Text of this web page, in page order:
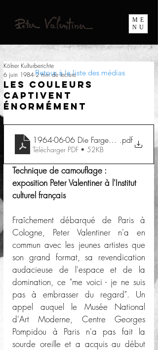
ME
NU
Les couleurs
captivent
énormément
Kölner Kulturberichte
6 juin 1984 2 min de lecture
1964-06-06 Die Fargebung fesselt
.pdf
Télécharger PDF • 52KB
Technique de camouflage :
exposition Peter Valentiner à l'Institut
culturel français
Fraîchement débarqué de Paris à
Cologne, Peter Valentiner n'a en
commun avec les jeunes artistes que
son grand format, sa revendication
audacieuse de l'espace et de la
domination, ce "me voici - je ne suis
pas à embrasser du regard". Un
appel auquel le Musée National
d'Art Moderne, Centre Georges
Pompidou à Paris n'a pas fait la
sourde oreille et a acquis au début
Retour à la liste des médias